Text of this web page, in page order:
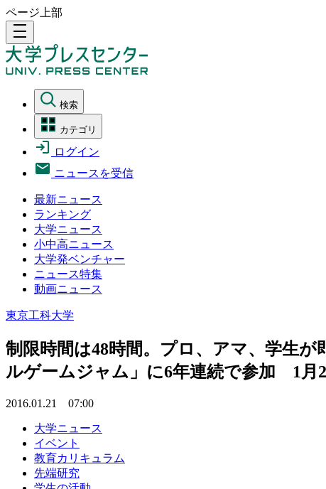
ページ上部
density_medium
検索
カテゴリ
ログイン
ニュースを受信
最新ニュース
ランキング
大学ニュース
小中高ニュース
大学発ベンチャー
ニュース特集
動画ニュース
東京工科大学
制限時間は48時間。プロ、アマ、学生
ルゲームジャム」に6年連続で参加 1月
2016.01.21 07:00
大学ニュース
イベント
教育カリキュラム
先端研究